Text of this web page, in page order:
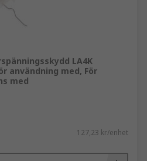
LA4K
användning med, För
med
127,23 kr/enhet